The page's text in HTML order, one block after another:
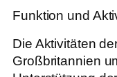
Funktion und
Die Aktivitäten
Großbritannien